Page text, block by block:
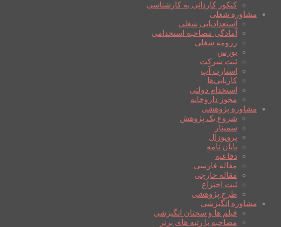
کنکور کاردانی به کارشناسی
مشاوره شغلی
استعدادیابی شغلی
آمادگی مصاحبه استخدامی
رزومه شغلی
بورس
ثبت شرکت
استارت آپ
کاریابی‌ها
استخدام دولتی
مجوز داروخانه
مشاوره پژوهشی
شروع یک پژوهش
سمینار
پروپوزال
پایان نامه
دفاعیه
مقاله فارسی
مقاله خارجی
ثبت اختراع
طرح پژوهشی
مشاوره انگیزشی
فیلم ها و سخنان انگیزشی
مصاحبه با رتبه های برتر